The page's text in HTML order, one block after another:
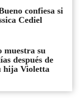
confiesa si
Cediel
muestra su
después de
hija Violetta